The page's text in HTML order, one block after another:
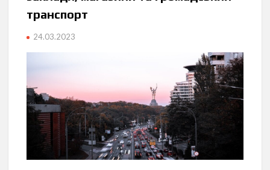
транспорт
24.03.2023